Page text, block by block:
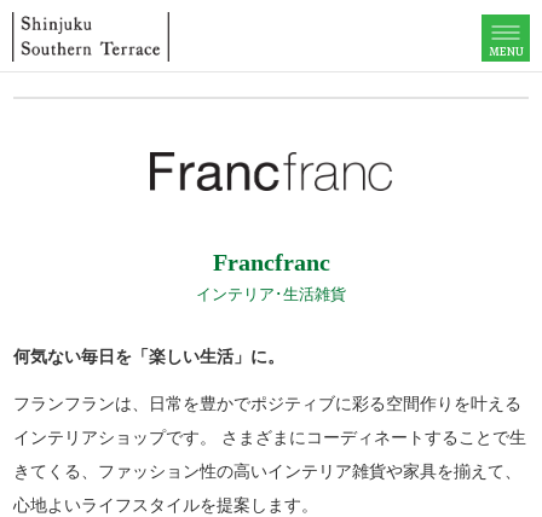
MENU
Francfranc
インテリア･生活雑貨
何気ない毎日を「楽しい生活」に。
フランフランは、日常を豊かでポジティブに彩る空間作りを叶える
インテリアショップです。 さまざまにコーディネートすることで生
きてくる、ファッション性の高いインテリア雑貨や家具を揃えて、
心地よいライフスタイルを提案します。